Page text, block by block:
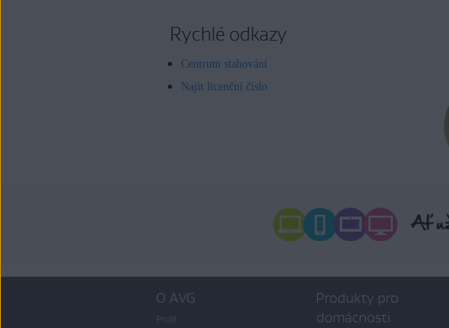
Rychlé odkazy
Centrum stahování
Najít licenční číslo
O AVG
Produkty pro
domácnosti